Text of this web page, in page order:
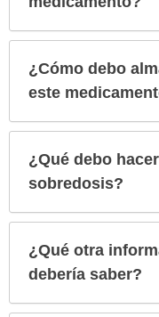
¿Cómo debo
este
¿Qué debo
sobredosis?
¿Qué otra
debería saber?